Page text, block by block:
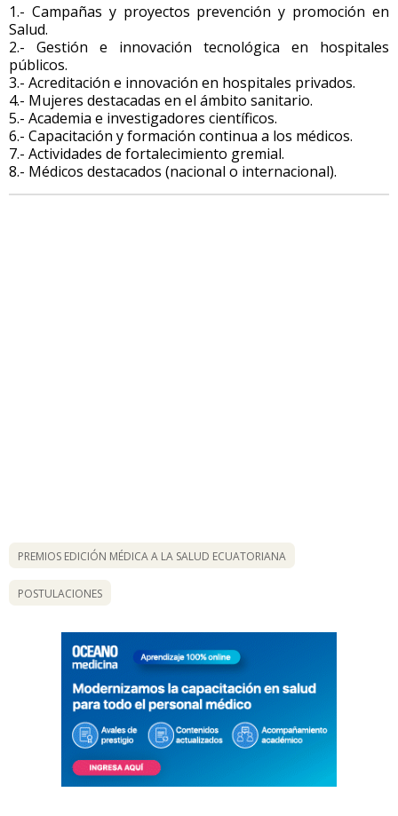
1.- Campañas y proyectos prevención y promoción en
Salud.
2.- Gestión e innovación tecnológica en hospitales
públicos.
3.- Acreditación e innovación en hospitales privados.
4.- Mujeres destacadas en el ámbito sanitario.
5.- Academia e investigadores científicos.
6.- Capacitación y formación continua a los médicos.
7.- Actividades de fortalecimiento gremial.
8.- Médicos destacados (nacional o internacional).
PREMIOS EDICIÓN MÉDICA A LA SALUD ECUATORIANA
POSTULACIONES